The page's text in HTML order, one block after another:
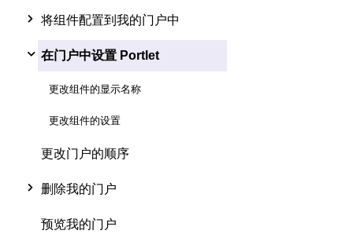
将组件配置到我的门户中
在门户中设置 Portlet
更改组件的显示名称
更改组件的设置
更改门户的顺序
删除我的门户
预览我的门户